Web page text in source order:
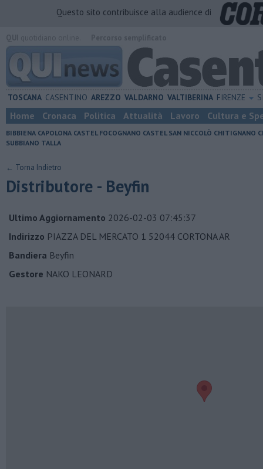
Questo sito contribuisce alla audience di
TOSCANA CASENTINO AREZZO VALDARNO VALTIBERINA FIRENZE
Home Cronaca Politica Attualità Lavoro Cultura e
BIBBIENA CAPOLONA CASTEL FOCOGNANO CASTEL SAN NICCOLÒ CHITIGNANO
SUBBIANO TALLA
← Torna Indietro
Distributore - Beyfin
Ultimo Aggiornamento 2026-02-03 07:45:37
Indirizzo PIAZZA DEL MERCATO 1 52044 CORTONA AR
Bandiera Beyfin
Gestore NAKO LEONARD